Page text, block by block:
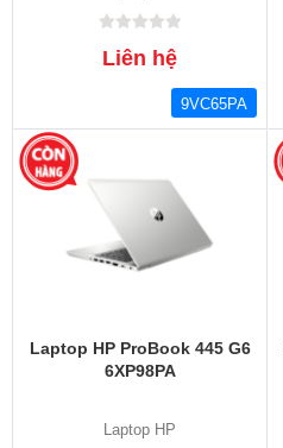
Liên hệ
9VC65PA
Laptop HP ProBook 445 G6
6XP98PA
Laptop HP